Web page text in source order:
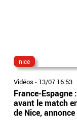
nice
Vidéos - 13/07 16:53
France-Espagne
avant le match
de Nice,